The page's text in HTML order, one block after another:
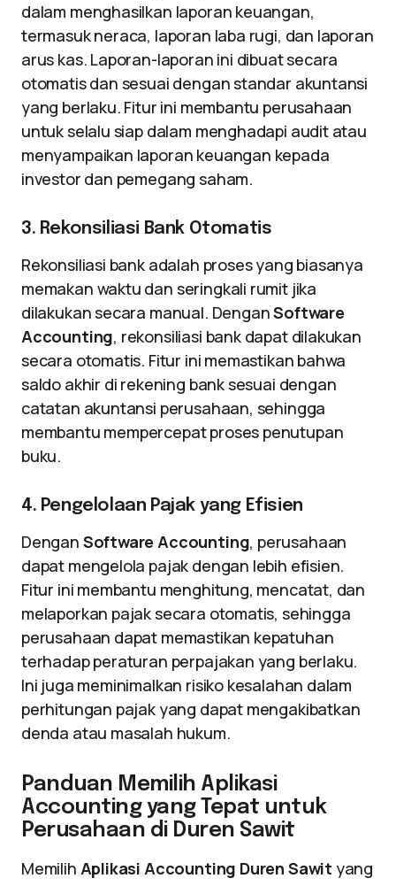
dalam menghasilkan laporan keuangan,
termasuk neraca, laporan laba rugi, dan laporan
arus kas. Laporan-laporan ini dibuat secara
otomatis dan sesuai dengan standar akuntansi
yang berlaku. Fitur ini membantu perusahaan
untuk selalu siap dalam menghadapi audit atau
menyampaikan laporan keuangan kepada
investor dan pemegang saham.
3. Rekonsiliasi Bank Otomatis
Rekonsiliasi bank adalah proses yang biasanya
memakan waktu dan seringkali rumit jika
dilakukan secara manual. DenganSoftware
Accounting, rekonsiliasi bank dapat dilakukan
secara otomatis. Fitur ini memastikan bahwa
saldo akhir di rekening bank sesuai dengan
catatan akuntansi perusahaan, sehingga
membantu mempercepat proses penutupan
buku.
4. Pengelolaan Pajak yang Efisien
Dengan Software Accounting, perusahaan
dapat mengelola pajak dengan lebih efisien.
Fitur ini membantu menghitung, mencatat, dan
melaporkan pajak secara otomatis, sehingga
perusahaan dapat memastikan kepatuhan
terhadap peraturan perpajakan yang berlaku.
Ini juga meminimalkan risiko kesalahan dalam
perhitungan pajak yang dapat mengakibatkan
denda atau masalah hukum.
Panduan Memilih Aplikasi
Accounting yang Tepat untuk
Perusahaan di Duren Sawit
Memilih Aplikasi Accounting Duren Sawit yang